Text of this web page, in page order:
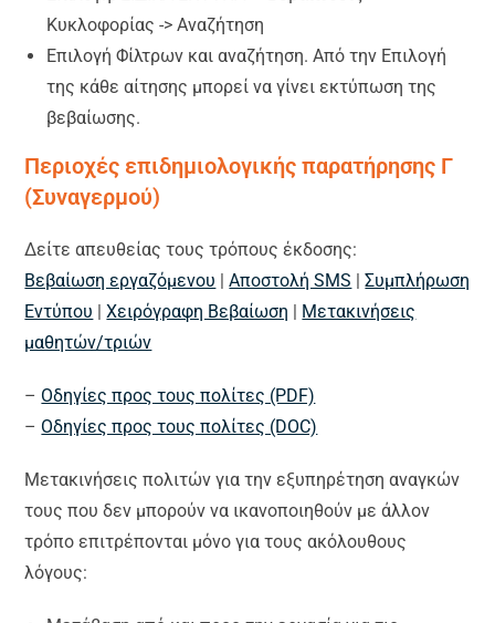
Κυκλοφορίας -> Αναζήτηση
Επιλογή Φίλτρων και αναζήτηση. Από την Επιλογή
της κάθε αίτησης μπορεί να γίνει εκτύπωση της
βεβαίωσης.
Περιοχές επιδημιολογικής παρατήρησης Γ
(Συναγερμού)
Δείτε απευθείας τους τρόπους έκδοσης:
Βεβαίωση εργαζόμενου |Αποστολή SMS |Συμπλήρωση
Εντύπου |Χειρόγραφη Βεβαίωση | Mετακινήσεις
μαθητών/τριών
– Οδηγίες προς τους πολίτες (PDF)
– Οδηγίες προς τους πολίτες (DOC)
Μετακινήσεις πολιτών για την εξυπηρέτηση αναγκών
τους που δεν μπορούν να ικανοποιηθούν με άλλον
τρόπο επιτρέπονται μόνο για τους ακόλουθους
λόγους: